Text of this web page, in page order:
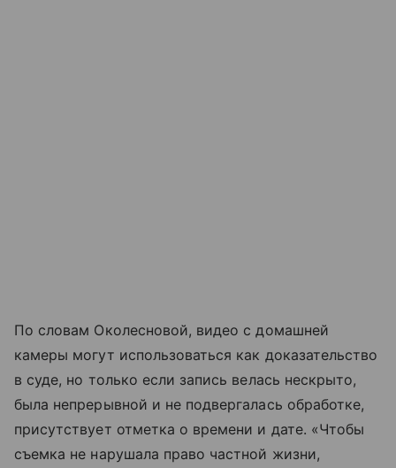
По словам Околесновой, видео с домашней
камеры могут использоваться как доказательство
в суде, но только если запись велась нескрыто,
была непрерывной и не подвергалась обработке,
присутствует отметка о времени и дате. «Чтобы
съемка не нарушала право частной жизни,